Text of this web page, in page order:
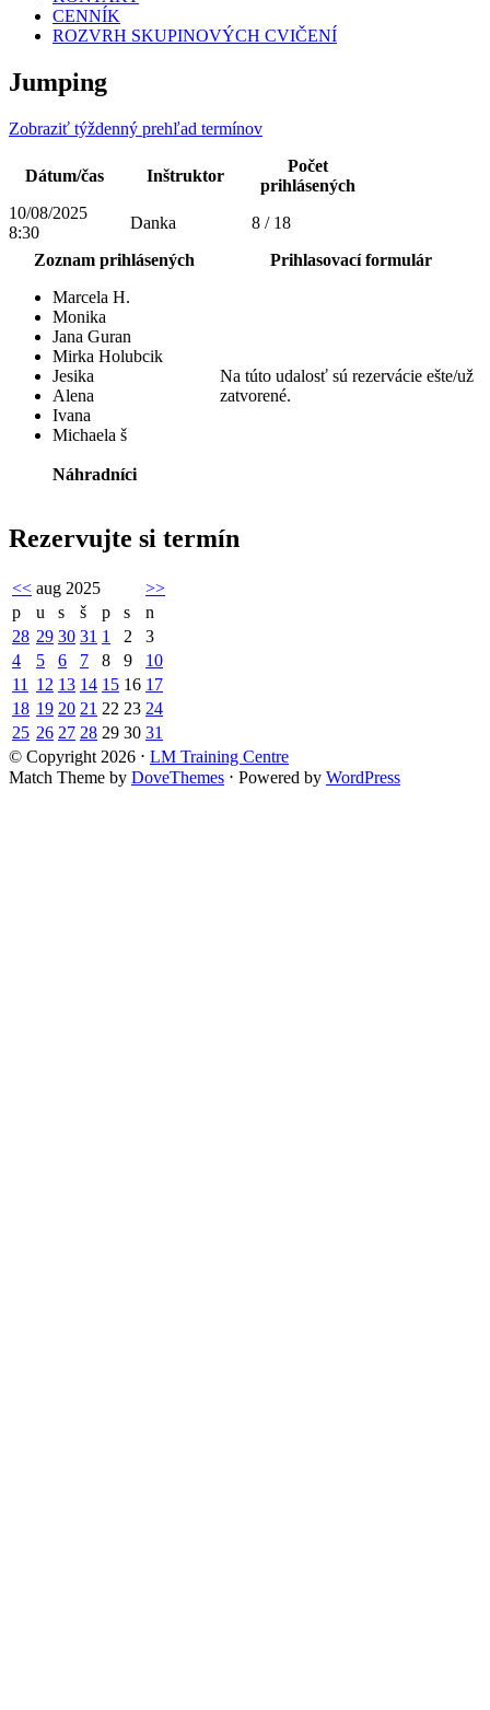
CENNÍK
ROZVRH SKUPINOVÝCH CVIČENÍ
Jumping
Zobraziť týždenný prehľad termínov
Dátum/čas Inštruktor
Počet
prihlásených
10/08/2025
8:30
Danka
8 / 18
Zoznam prihlásených
Prihlasovací formulár
Marcela H.
Monika
Jana Guran
Mirka Holubcik
Jesika
Alena
Ivana
Michaela š
Náhradníci
Na túto udalosť sú rezervácie ešte/už
zatvorené.
Rezervujte si termín
<< aug 2025
>>
p
u s š p s
n
28 29 30 31 1 2
3
4
5 6 7 8 9
10
11
12 13 14 15 16 17
18 19 20 21 22 23 24
25 26 27 28 29 30 31
© Copyright 2026 ⋅ LM Training Centre
Match Theme by DoveThemes ⋅ Powered by WordPress